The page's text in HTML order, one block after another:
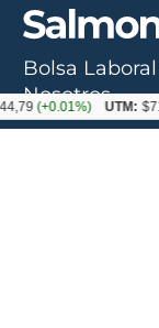
Tag:
Bolsa Laboral
Nosotros
UTM: $71.649 (+0.20%)